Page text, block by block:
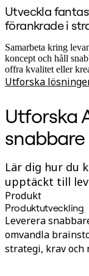
Partner
Priser
Utveckla
förankrade i
Samarbeta kring
koncept och håll
offra kvalitet eller
Utforska
Utforska
Lär dig hur du
upptäckt till
Produkt
Produktutveckling
Leverera
omvandla
strategi, krav och